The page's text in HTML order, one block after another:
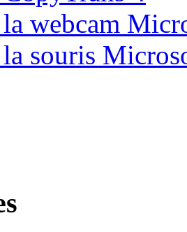
la webcam
la souris